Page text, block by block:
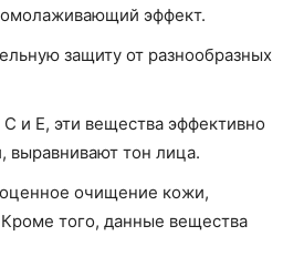
омолаживающий эффект.
защиту от разнообразных
и E, эти вещества эффективно
выравнивают тон лица.
очищение кожи,
того, данные вещества